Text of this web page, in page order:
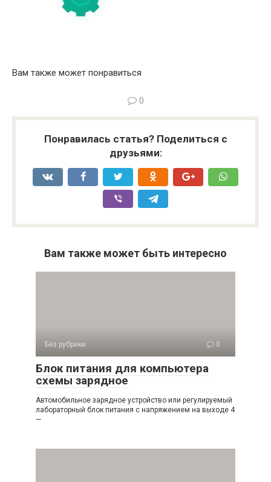
Вам также может понравиться
0
Понравилась статья? Поделиться с
друзьями:
Вам также может быть интересно
Без рубрики 0
Блок питания для компьютера
схемы зарядное
Автомобильное зарядное устройство или регулируемый
лабораторный блок питания с напряжением на выходе 4
—